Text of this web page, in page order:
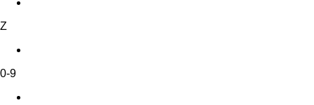
Z
0-9